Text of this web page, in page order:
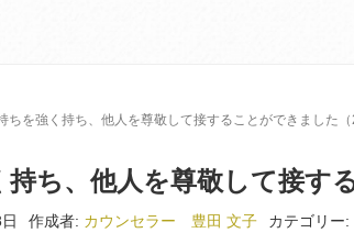
ちを強く持ち、他人を尊敬して接することができました
ち、他人を尊敬して接す
作成者: カウンセラー 豊田 文子 カテゴリー: